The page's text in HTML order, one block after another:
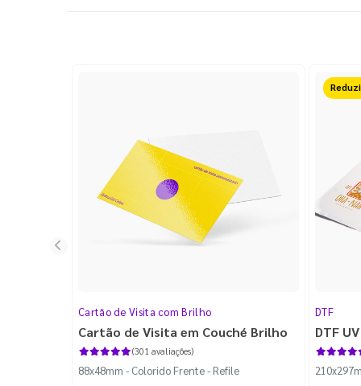
Cartão de Visita com Brilho
Cartão de Visita em Couché Brilho
(301 avaliações)
88x48mm - Colorido Frente - Refile
DTF
DTF UV